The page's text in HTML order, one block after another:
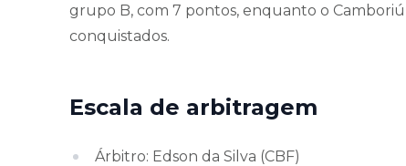
grupo B, com 7 pontos, enquanto o
conquistados.
Escala de arbitragem
Árbitro: Edson da Silva (CBF)